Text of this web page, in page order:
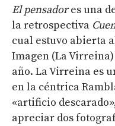
El pensador es una
la retrospectiva
cual estuvo abierta
Imagen (La
año. La Virreina es
en la céntrica
«artificio
apreciar dos